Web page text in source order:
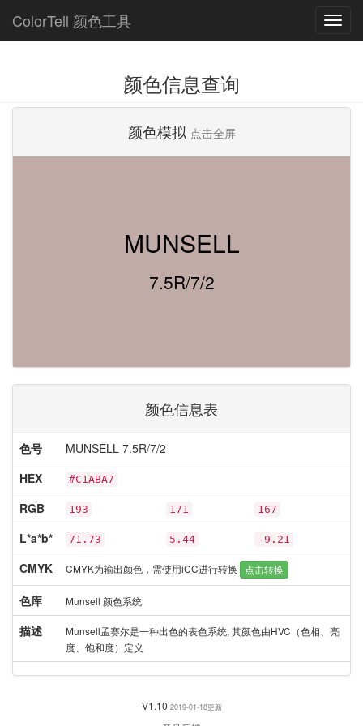
ColorTell 颜色工具
颜色信息查询
颜色模拟 点击全屏
MUNSELL
7.5R/7/2
颜色信息表
色号
MUNSELL 7.5R/7/2
HEX
#C1ABA7
RGB 193 171 167
L*a*b* 71.73 5.44 -9.21
CMYK CMYK为输出颜色，需使用iCC进行转换 点击转换
色库 Munsell 颜色系统
描述
Munsell孟赛尔是一种出色的表色系统, 其颜色由HVC（色相、亮
度、饱和度）定义
V1.10 2019-01-18更新